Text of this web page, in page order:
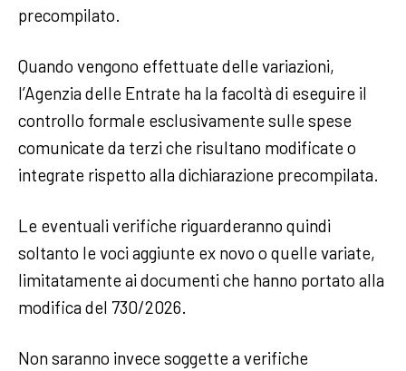
precompilato.
Quando vengono effettuate delle variazioni,
l’Agenzia delle Entrate ha la facoltà di eseguire il
controllo formale esclusivamente sulle spese
comunicate da terzi che risultano modificate o
integrate rispetto alla dichiarazione precompilata.
Le eventuali verifiche riguarderanno quindi
soltanto le voci aggiunte ex novo o quelle variate,
limitatamente ai documenti che hanno portato alla
modifica del 730/2026.
Non saranno invece soggette a verifiche